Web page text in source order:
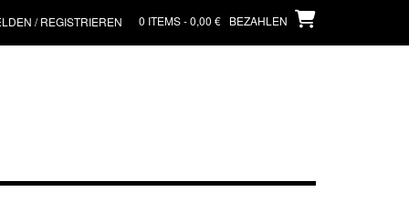
/ REGISTRIEREN 0 ITEMS - 0,00 € BEZAHLEN